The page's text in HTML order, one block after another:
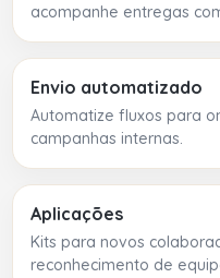
acompanhe entregas
Envio automatizado
Automatize fluxos para
campanhas internas.
Aplicações
Kits para novos
reconhecimento de